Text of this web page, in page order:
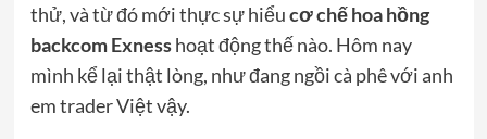
thử, và từ đó mới thực sự hiểucơ chế hoa hồng
backcom Exnesshoạt động thế nào. Hôm nay
mình kể lại thật lòng, như đang ngồi cà phê với anh
em trader Việt vậy.